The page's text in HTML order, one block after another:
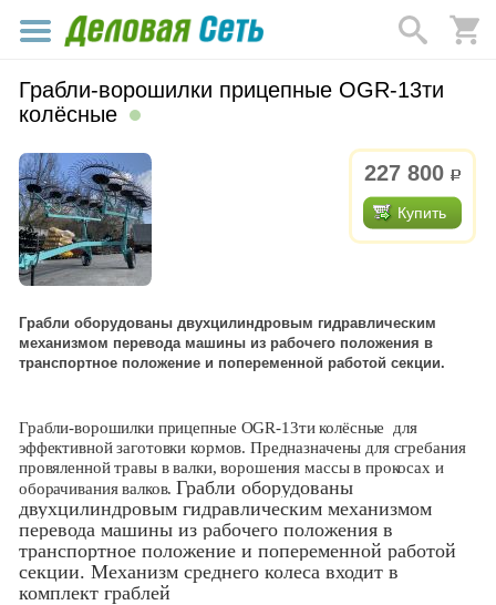
Грабли‑ворошилки прицепные OGR-13ти
колёсные
227 800 р.
Купить
Грабли оборудованы двухцилиндровым гидравлическим
механизмом перевода машины из рабочего положения в
транспортное положение и попеременной работой секции.
Грабли‑ворошилки прицепные OGR-13ти колёсные для
эффективной заготовки кормов. Предназначены для сгребания
провяленной травы в валки, ворошения массы в прокосах и
оборачивания валков. Грабли оборудованы
двухцилиндровым гидравлическим механизмом
перевода машины из рабочего положения в
транспортное положение и попеременной работой
секции. Механизм среднего колеса входит в
комплект граблей